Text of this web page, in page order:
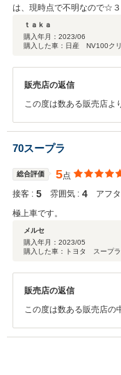
は、現時点で不明なので☆３
ｔａｋａ
購入年月： 2023/06
購入した車：日産 NV100ク
販売店の返信
この度は数ある販売店よ
す。 また、何かお困り
相談を頂けたらと思って
70スープラ
総合評価 5点
接客 : 5 雰囲気 : 4 アフ
極上車です。
メルセ
購入年月： 2023/05
購入した車：トヨタ スープ
販売店の返信
この度は数ある販売店の
で、何かご不明な点や、